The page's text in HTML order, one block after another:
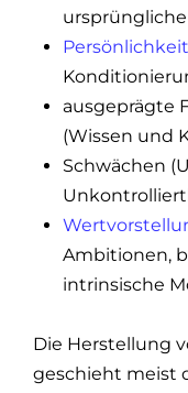
ausgeprägte
(Wissen und
Schwächen
Ambitionen,
intrinsische
Die Herstellung
geschieht meist